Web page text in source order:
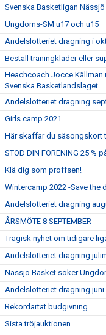
Svenska Basketligan
Ungdoms-SM u17 och u15
Andelslotteriet dragning i
Beställ träningkläder eller
Heachcoach Jocce
Svenska Basketlandslaget
Andelslotteriet dragning
Girls camp 2021
Här skaffar du säsongskort
STÖD DIN FÖRENING 25 %
Klä dig som proffsen!
Wintercamp 2022 -Save the
Andelslotteriet dragning
ÅRSMÖTE 8 SEPTEMBER
Tragisk nyhet om tidigare
Andelslotteriet dragning
Nässjö Basket söker
Andelslotteriet dragning juni
Rekordartat budgivning
Sista tröjauktionen